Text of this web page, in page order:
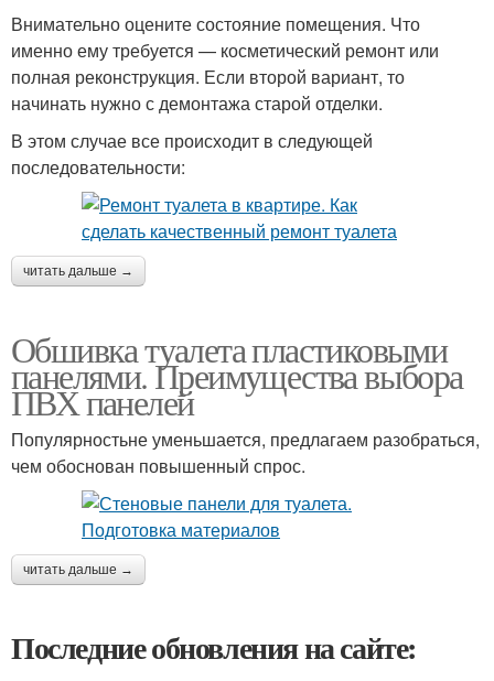
Внимательно оцените состояние помещения. Что
именно ему требуется — косметический ремонт или
полная реконструкция. Если второй вариант, то
начинать нужно с демонтажа старой отделки.
В этом случае все происходит в следующей
последовательности:
читать дальше →
Обшивка туалета пластиковыми
панелями. Преимущества выбора
ПВХ панелей
Популярностьне уменьшается, предлагаем разобраться,
чем обоснован повышенный спрос.
читать дальше →
Последние обновления на сайте: